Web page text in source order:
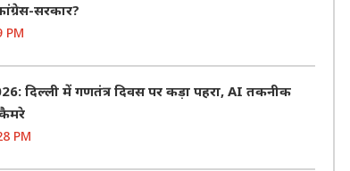
सरकार?
PM
दिल्ली में गणतंत्र दिवस पर कड़ा पहरा, AI तकनीक
PM